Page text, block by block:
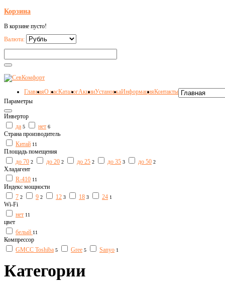
Корзина
В корзине пусто!
Валюта:
ГлавнаяО насКаталогАкцииУстановкаИнформацияКонтакты
Параметры
Инвертор
да 5 нет 6
Страна производитель
Китай 11
Площадь помещения
до 70 2 до 20 2 до 25 2 до 35 3 до 50 2
Хладагент
R-410 11
Индекс мощности
7 2 9 2 12 3 18 3 24 1
Wi-Fi
нет 11
цвет
белый 11
Компрессор
GMCC Toshiba 5 Gree 5 Sanyo 1
Категории